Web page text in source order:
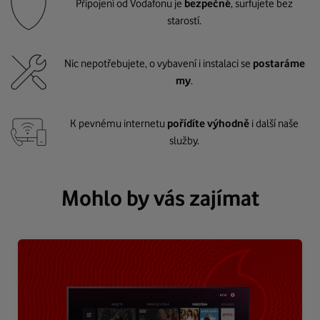
Připojení od Vodafonu je bezpečné, surfujete bez
starostí.
Nic nepotřebujete, o vybavení i instalaci se postaráme
my.
K pevnému internetu pořídíte výhodně i další naše
služby.
Mohlo by vás zajímat